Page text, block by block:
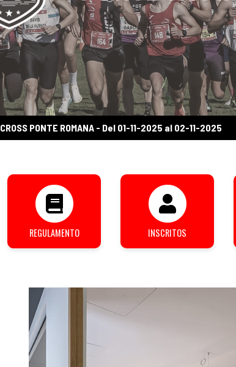
CROSS PONTE ROMANA - Del 01-11-2025 al 02-11-2025
REGULAMENTO INSCRITOS